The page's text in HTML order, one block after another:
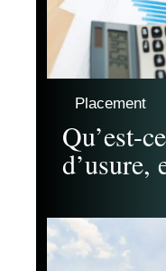
Placement
Qu’est-
d’usure,